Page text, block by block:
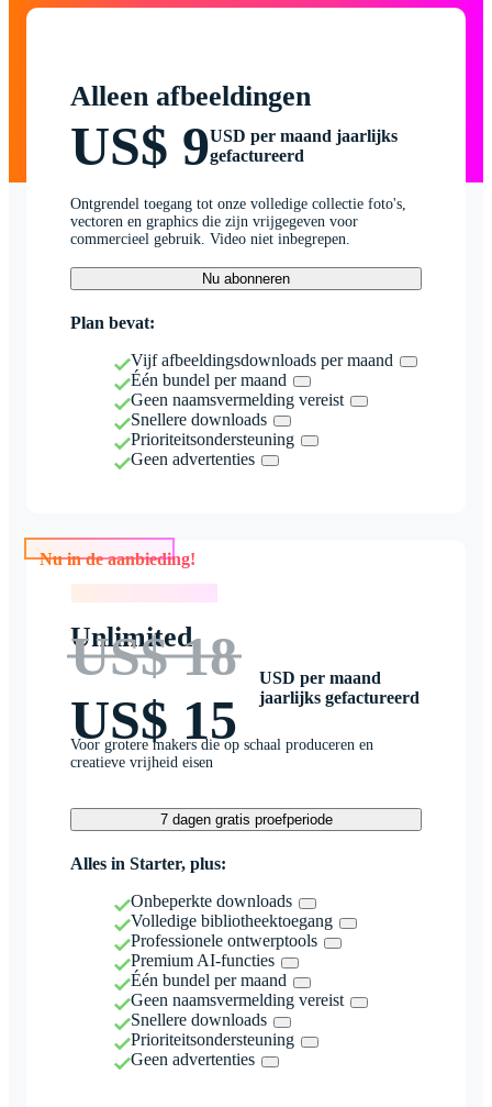
Alleen afbeeldingen
US$ 9USD per maand jaarlijks
gefactureerd
Ontgrendel toegang tot onze volledige collectie foto's,
vectoren en graphics die zijn vrijgegeven voor
commercieel gebruik. Video niet inbegrepen.
Nu abonneren
Plan bevat:
Vijf afbeeldingsdownloads per maand
Één bundel per maand
Geen naamsvermelding vereist
Snellere downloads
Prioriteitsondersteuning
Geen advertenties
Nu in de aanbieding!
Unlimited
US$ 18
US$ 15
USD per maand
jaarlijks gefactureerd
Voor grotere makers die op schaal produceren en
creatieve vrijheid eisen
7 dagen gratis proefperiode
Alles in Starter, plus:
Onbeperkte downloads
Volledige bibliotheektoegang
Professionele ontwerptools
Premium AI-functies
Één bundel per maand
Geen naamsvermelding vereist
Snellere downloads
Prioriteitsondersteuning
Geen advertenties